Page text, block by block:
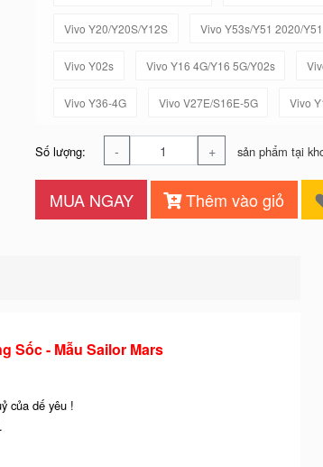
Vivo Y20/Y20S/Y12S Vivo Y53s/Y51 2020/
Vivo Y02s Vivo Y16 4G/Y16 5G/Y02s
Vivo Y36-4G Vivo V27E/S16E-5G Vivo
Số lượng: - + sản phẩm tại
MUA NGAY Thêm vào giỏ
Sốc - Mẫu Sailor Mars
của dế yêu !